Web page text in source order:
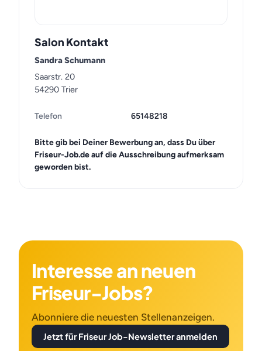
Salon Kontakt
Sandra Schumann
Saarstr. 20
54290 Trier
Telefon 65148218
Bitte gib bei Deiner Bewerbung an, dass Du über
Friseur-Job.de auf die Ausschreibung aufmerksam
geworden bist.
Interesse an neuen
Friseur-Jobs?
Abonniere die neuesten Stellenanzeigen.
Jetzt für Friseur Job-Newsletter anmelden